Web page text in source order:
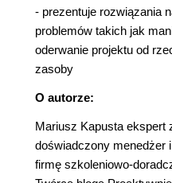
- prezentuje rozwiązania
problemów takich jak
oderwanie projektu od
zasoby
O autorze:
Mariusz Kapusta ekspert
doświadczony menedżer
firmę szkoleniowo-